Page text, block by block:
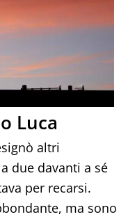
Luca
altri
due davanti a sé
per recarsi.
ma sono